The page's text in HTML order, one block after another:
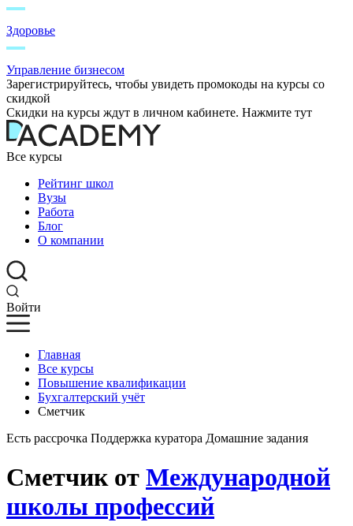
Здоровье
Управление бизнесом
Зарегистрируйтесь, чтобы увидеть промокоды на курсы со
скидкой
Скидки на курсы ждут в личном кабинете. Нажмите тут
Все курсы
Рейтинг школ
Вузы
Работа
Блог
О компании
Войти
Главная
Все курсы
Повышение квалификации
Бухгалтерский учёт
Сметчик
Есть рассрочка Поддержка куратора Домашние задания
Сметчик от Международной
школы профессий